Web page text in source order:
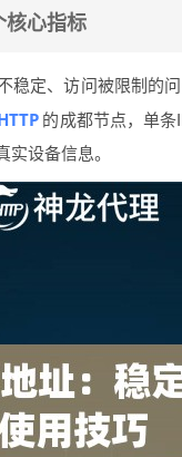
核心指标
稳定、访问被限制的
的成都节点，单
设备信息。